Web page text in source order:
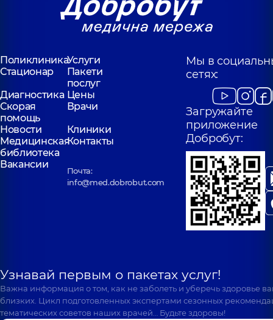
ПоликлиникаУслуги
Стационар
Пакети
послуг
Диагностика Цены
Скорая
помощь
Врачи
Новости
Клиники
Медицинская
библиотека
Контакты
Вакансии
Почта:
info@med.dobrobut.com
Мы в
сетях:
Загружайте
приложение
Добробут:
Узнавай первым о пакетах услуг!
Важна информация о том, как не заболеть и уберечь здоровье
близких. Цикл подготовленных экспертами сезонных
тематических советов наших врачей… Будьте здоровы!